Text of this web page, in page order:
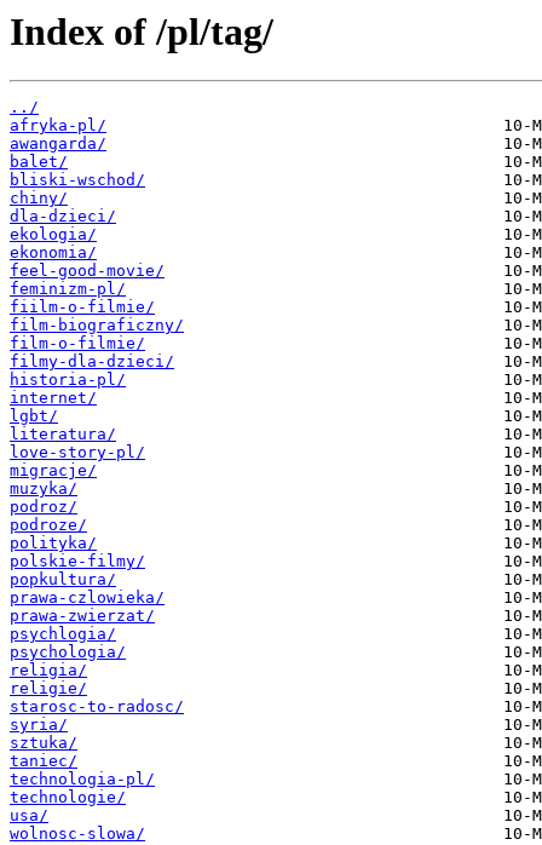
Index of /pl/tag/
../
afryka-pl/
awangarda/
balet/
bliski-wschod/
chiny/
dla-dzieci/
ekologia/
ekonomia/
feel-good-movie/
feminizm-pl/
fiilm-o-filmie/
film-biograficzny/
film-o-filmie/
filmy-dla-dzieci/
historia-pl/
internet/
lgbt/
literatura/
love-story-pl/
migracje/
muzyka/
podroz/
podroze/
polityka/
polskie-filmy/
popkultura/
prawa-czlowieka/
prawa-zwierzat/
psychlogia/
psychologia/
religia/
religie/
starosc-to-radosc/
syria/
sztuka/
taniec/
technologia-pl/
technologie/
usa/
wolnosc-slowa/